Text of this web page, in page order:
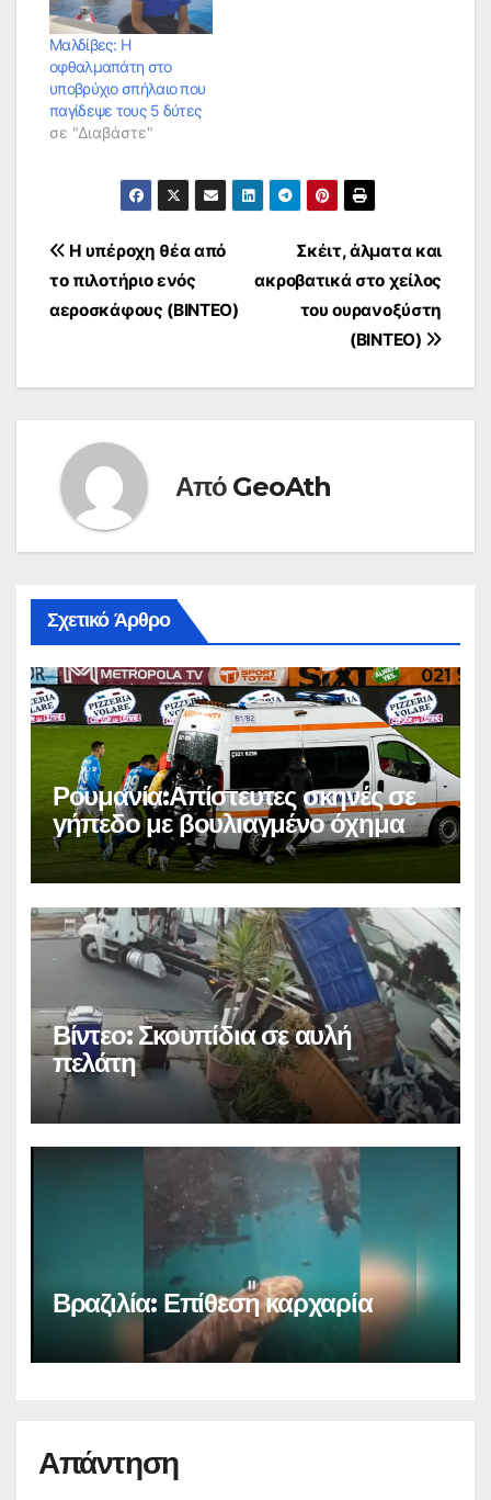
Μαλδίβες: Η
οφθαλμαπάτη στο
υποβρύχιο σπήλαιο που
παγίδεψε τους 5 δύτες
σε "Διαβάστε"
Πλοήγηση
άρθρων
Σκέιτ, άλματα και
ακροβατικά στο χείλος
του ουρανοξύστη
(ΒΙΝΤΕΟ)
Η υπέροχη θέα από
το πιλοτήριο ενός
αεροσκάφους (ΒΙΝΤΕΟ)
Από GeoAth
Σχετικό Άρθρο
Ρουμανία:Απίστευτες σκηνές σε
γήπεδο με βουλιαγμένο όχημα
Βίντεο: Σκουπίδια σε αυλή
πελάτη
Βραζιλία: Επίθεση καρχαρία
Απάντηση